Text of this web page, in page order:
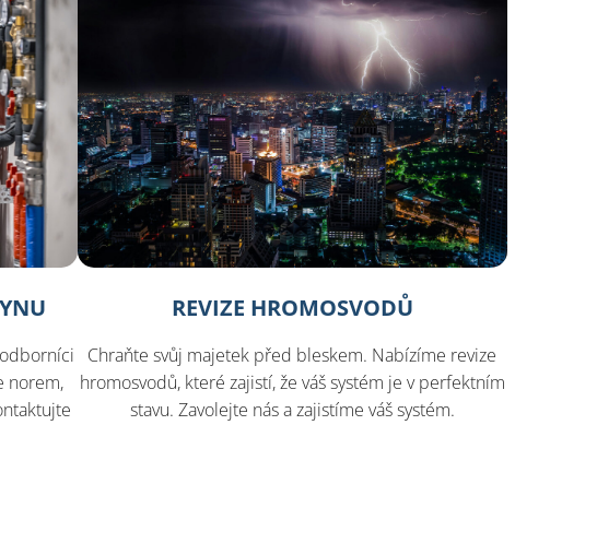
norem,
REVIZE HROMOSVODŮ
Chraňte svůj majetek před bleskem. Nabízíme revize
hromosvodů, které zajistí, že váš systém je v perfektním
stavu. Zavolejte nás a zajistíme váš systém.